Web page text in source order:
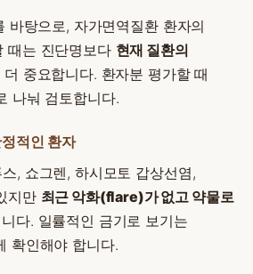
바탕으로, 자가면역질환 환자의
때는 진단명보다 현재 질환의
더 중요합니다. 환자분 평가할 때
나눠 검토합니다.
적인 환자
, 쇼그렌, 하시모토 갑상선염,
지만 최근 악화(flare)가 없고 약물로
다. 일률적인 금기로 보기는
확인해야 합니다.